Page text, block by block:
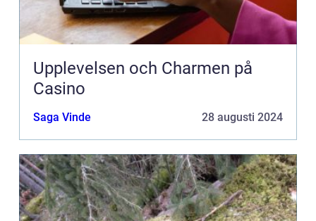
Upplevelsen och Charmen på
Casino
Saga Vinde 28 augusti 2024